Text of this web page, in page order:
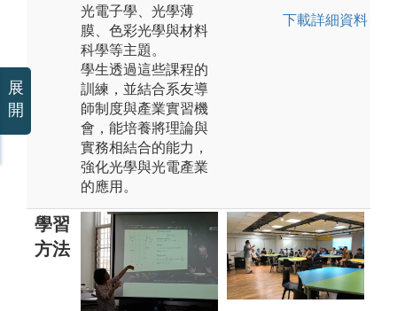
光電子學、光學薄
膜、色彩光學與材料
科學等主題。
學生透過這些課程的
訓練，並結合系友導
師制度與產業實習機
會，能培養將理論與
實務相結合的能力，
強化光學與光電產業
的應用。
下載詳細資料
學習
方法
展
開